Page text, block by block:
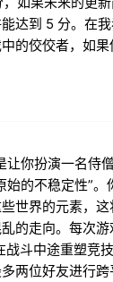
达到 5 分。在
的佼佼者，如
让你扮演一名侍
始的不稳定性”
世界的元素，这
的走向。每次游
战斗中途重塑竞
两位好友进行